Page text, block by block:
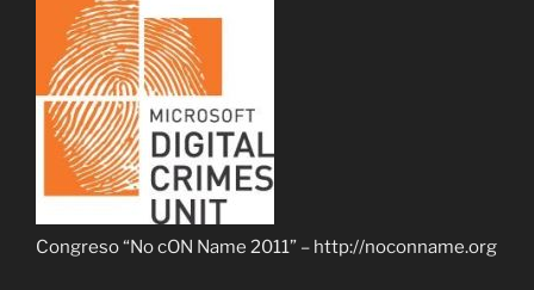
Congreso “No cON Name 2011” – http://noconname.org